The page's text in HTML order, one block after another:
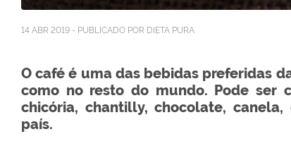
14 ABR 2019 - PUBLICADO POR DIETA PURA
O café é uma das bebidas preferidas
como no resto do mundo. Pode ser
chicória, chantilly, chocolate,
país.